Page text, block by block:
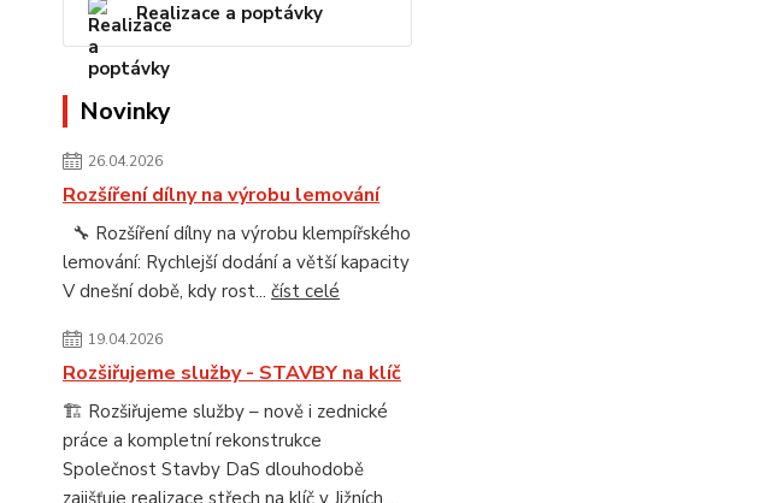
Realizace a poptávky
Novinky
26.04.2026
Rozšíření dílny na výrobu lemování
🔧 Rozšíření dílny na výrobu klempířského
lemování: Rychlejší dodání a větší kapacity
V dnešní době, kdy rost... číst celé
19.04.2026
Rozšiřujeme služby - STAVBY na klíč
🏗️ Rozšiřujeme služby – nově i zednické
práce a kompletní rekonstrukce
Společnost Stavby DaS dlouhodobě
zajišťuje realizace střech na klíč v Jižních ...